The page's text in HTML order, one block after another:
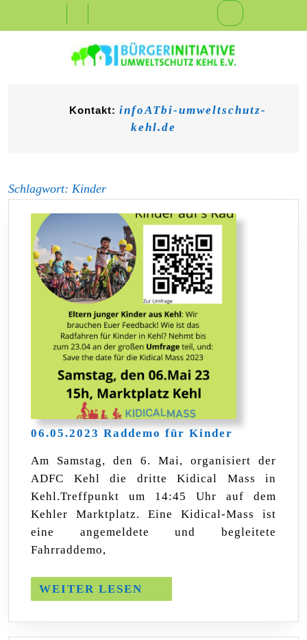
Button
Kontakt: infoATbi-umweltschutz-
kehl.de
Schlagwort: Kinder
06.05.2023 Raddemo für Kinder
06.05.2023
Kinder
Am Samstag, den 6. Mai, organisiert der
ADFC Kehl die dritte Kidical Mass in
Kehl.Treffpunkt um 14:45 Uhr auf dem
Kehler Marktplatz. Eine Kidical-Mass ist
eine angemeldete und begleitete
Fahrraddemo,
WEITER LESEN